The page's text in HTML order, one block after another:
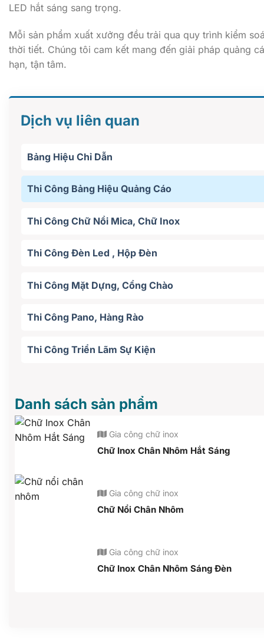
LED hắt sáng sang trọng.
Mỗi sản phẩm xuất xưởng đều trải qua quy trình kiểm
thời tiết. Chúng tôi cam kết mang đến giải pháp quảng
hạn, tận tâm.
Dịch vụ liên quan
Bảng Hiệu Chỉ Dẫn
Thi Công Bảng Hiệu Quảng Cáo
Thi Công Chữ Nổi Mica, Chữ Inox
Thi Công Đèn Led , Hộp Đèn
Thi Công Mặt Dựng, Cổng Chào
Thi Công Pano, Hàng Rào
Thi Công Triển Lãm Sự Kiện
Danh sách sản phẩm
Gia công chữ inox
Chữ Inox Chân Nhôm Hắt Sáng
Gia công chữ inox
Chữ Nổi Chân Nhôm
Gia công chữ inox
Chữ Inox Chân Nhôm Sáng Đèn